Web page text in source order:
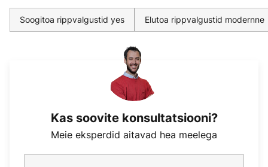
Soogitoa rippvalgustid yes Elutoa rippvalgustid modernne
Kas soovite konsultatsiooni?
Meie eksperdid aitavad hea meelega